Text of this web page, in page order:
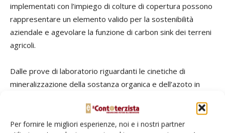
Per fornire le migliori esperienze, noi e i nostri partner
implementati con l’impiego di colture di copertura possono
rappresentare un elemento valido per la sostenibilità
aziendale e agevolare la funzione di carbon sink dei terreni
agricoli.
Dalle prove di laboratorio riguardanti le cinetiche di
mineralizzazione della sostanza organica e dell’azoto in
lavorazione è emerso che il 44% della sostanza organica
distribuita (digestato) è stata mineralizzata nei sei mesi